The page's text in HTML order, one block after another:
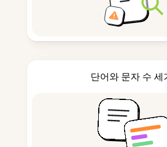
단어와 문자 수 세